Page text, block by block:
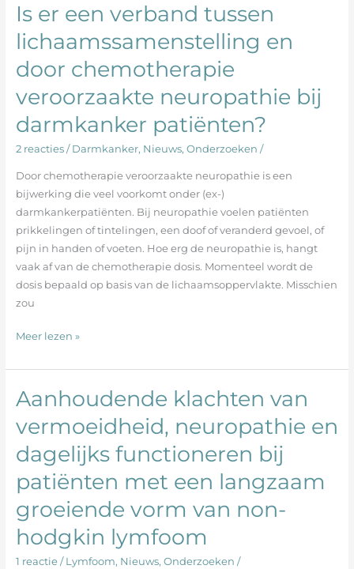
Is er een verband tussen
lichaamssamenstelling en
door chemotherapie
veroorzaakte neuropathie bij
darmkanker patiënten?
2 reacties / Darmkanker, Nieuws, Onderzoeken /
Door chemotherapie veroorzaakte neuropathie is een
bijwerking die veel voorkomt onder (ex-)
darmkankerpatiënten. Bij neuropathie voelen patiënten
prikkelingen of tintelingen, een doof of veranderd gevoel, of
pijn in handen of voeten. Hoe erg de neuropathie is, hangt
vaak af van de chemotherapie dosis. Momenteel wordt de
dosis bepaald op basis van de lichaamsoppervlakte. Misschien
zou
Is
een
verband
lichaamssamenstelling
en
door
chemotherapie
veroorzaakte
neuropathie
bij
darmkanker
patiënten?
Meer lezen »
Aanhoudende klachten van
vermoeidheid, neuropathie en
dagelijks functioneren bij
patiënten met een langzaam
groeiende vorm van non-
hodgkin lymfoom
1 reactie / Lymfoom, Nieuws, Onderzoeken /
Aanhoudende
van
vermoeidheid,
neuropathie
en
functioneren
bij
patiënten